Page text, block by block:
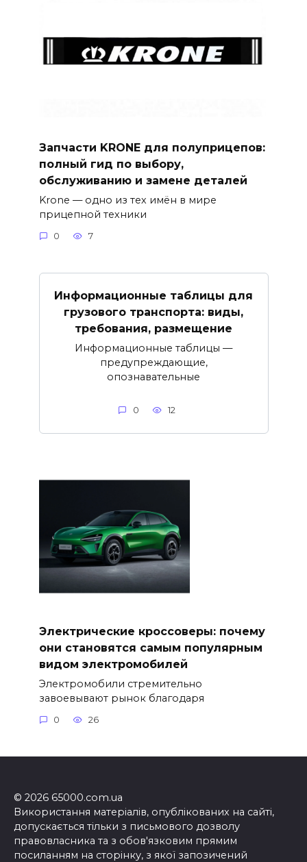
Запчасти KRONE для полуприцепов:
полный гид по выбору,
обслуживанию и замене деталей
Krone — одно из тех имён в мире
прицепной техники
0 7
Информационные таблицы для
грузового транспорта: виды,
требования, размещение
Информационные таблицы —
предупреждающие,
опознавательные
0 12
Электрические кроссоверы: почему
они становятся самым популярным
видом электромобилей
Электромобили стремительно
завоевывают рынок благодаря
0 26
© 2026 65000.com.ua
Використання матеріалів, опублікованих на сайті,
допускається тільки з письмового дозволу
правовласника та з обов'язковим прямим
посиланням на сторінку, з якої запозичений